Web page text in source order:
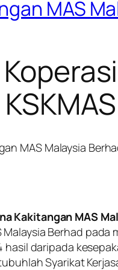
MAS
Kakitangan MAS
Berhad
hasil daripada
Syarikat